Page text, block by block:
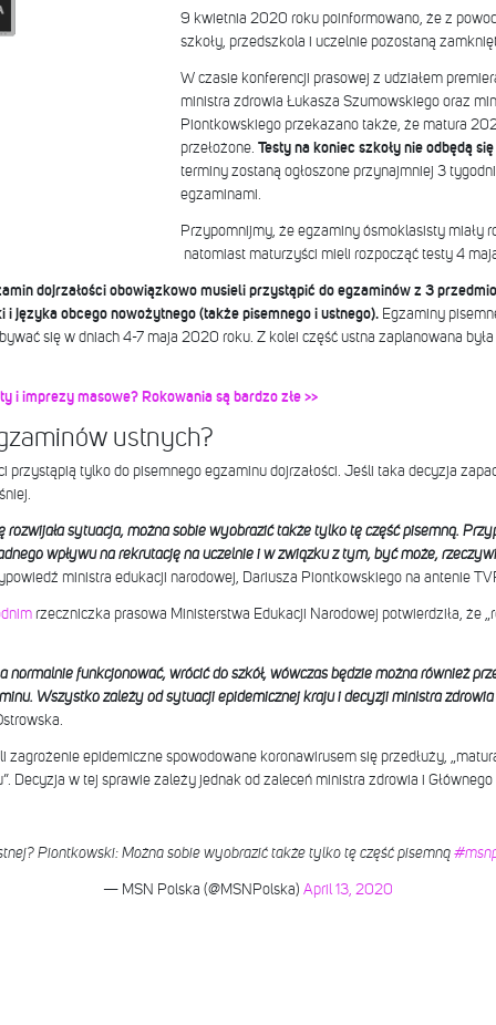
9 kwietnia 2020 roku poinformowano, że z
szkoły, przedszkola i uczelnie pozostaną
W czasie konferencji prasowej z udziałem
ministra zdrowia Łukasza Szumowskiego oraz
Piontkowskiego przekazano także, że matura
przełożone. Testy na koniec szkoły nie odbędą
terminy zostaną ogłoszone przynajmniej 3
egzaminami.
Przypomnijmy, że egzaminy ósmoklasisty miały
natomiast maturzyści mieli rozpocząć testy 4
dojrzałości obowiązkowo musieli przystąpić do egzaminów z 3
i języka obcego nowożytnego (także pisemnego i ustnego).Egzaminy
się w dniach 4-7 maja 2020 roku. Z kolei część ustna zaplanowana
i imprezy masowe? Rokowania są bardzo złe >>
ustnych?
tylko do pisemnego egzaminu dojrzałości. Jeśli taka decyzja
rozwijała sytuacja, można sobie wyobrazić także tylko tę część pisemną.
wpływu na rekrutację na uczelnie i w związku z tym, być może,
ministra edukacji narodowej, Dariusza Piontkowskiego na antenie
rzeczniczka prasowa Ministerstwa Edukacji Narodowej potwierdziła, że
funkcjonować, wrócić do szkół, wówczas będzie można również
Wszystko zależy od sytuacji epidemicznej kraju i decyzji ministra zdrowia
zagrożenie epidemiczne spowodowane koronawirusem się przedłuży,
Decyzja w tej sprawie zależy jednak od zaleceń ministra zdrowia i
Piontkowski: Można sobie wyobrazić także tylko tę część pisemną
— MSN Polska (@MSNPolska) April 13, 2020